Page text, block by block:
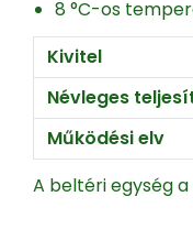
8 °C-os
Kivitel
Névleges
Működési elv
A beltéri egység